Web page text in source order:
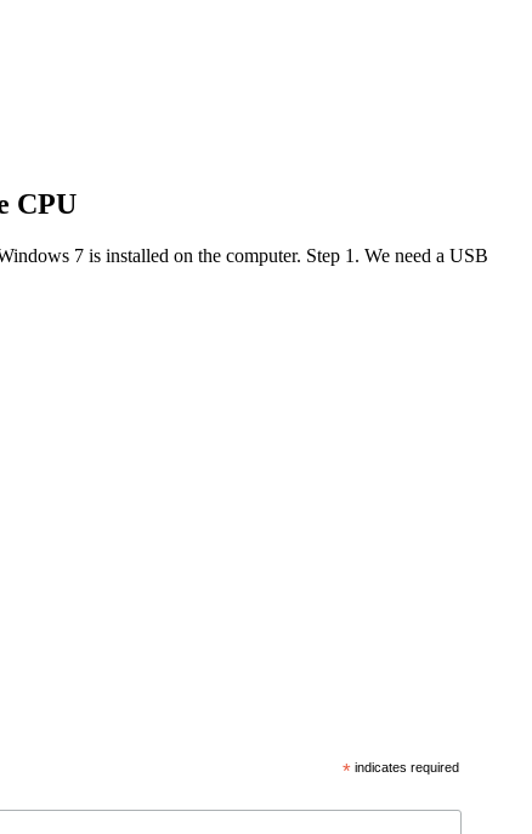
CPU
7 is installed on the computer. Step 1. We need a USB
* indicates required